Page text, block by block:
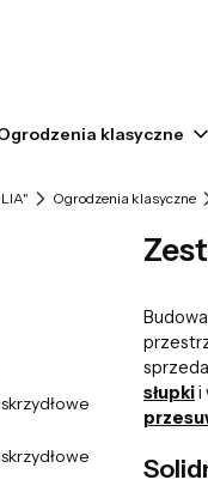
klasyczne
Ogrodzenia klasyczne
słupkii